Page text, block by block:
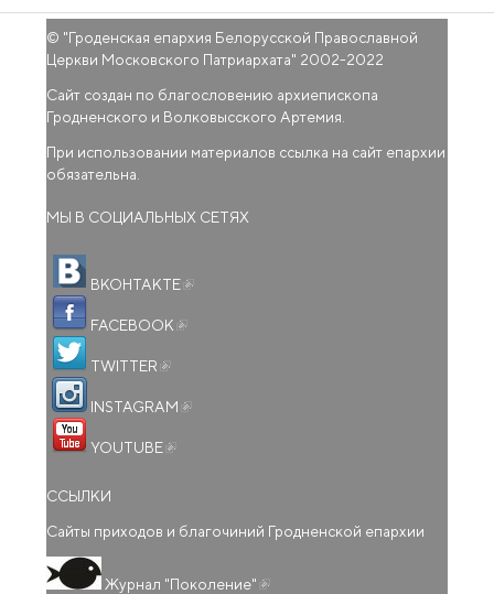
© "Гроденская епархия Белорусской Православной
Церкви Московского Патриархата" 2002-2022
Сайт создан по благословению архиепископа
Гродненского и Волковысского Артемия.
При использовании материалов ссылка на сайт епархии
обязательна.
МЫ В СОЦИАЛЬНЫХ СЕТЯХ
ВКОНТАКТЕ
FACEBOOK
TWITTER
INSTAGRAM
YOUTUBE
ССЫЛКИ
Сайты приходов и благочиний Гродненской епархии
Журнал "Поколение"